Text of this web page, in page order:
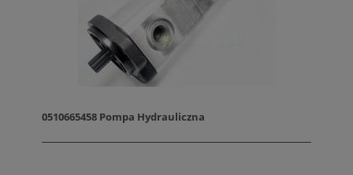
0510665458 Pompa Hydrauliczna